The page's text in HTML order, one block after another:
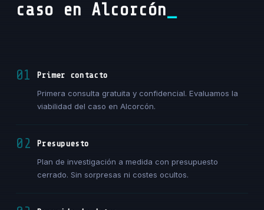
caso en Alcorcón
01
Primer contacto
Primera consulta gratuita y confidencial. Evaluamos la
viabilidad del caso en Alcorcón.
02
Presupuesto
Plan de investigación a medida con presupuesto
cerrado. Sin sorpresas ni costes ocultos.